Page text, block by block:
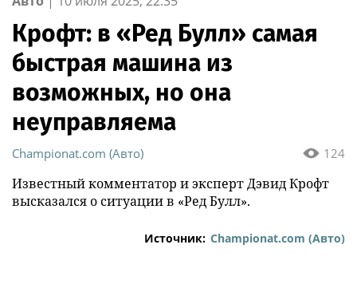
Крофт: в «Ред Булл» самая
быстрая машина из
возможных, но она
неуправляема
124
Championat.com (Авто)
Известный комментатор и эксперт Дэвид Крофт
высказался о ситуации в «Ред Булл».
Источник: Championat.com (Авто)